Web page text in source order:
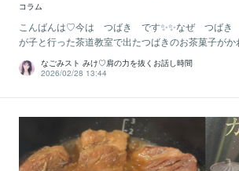
コラム
こんばんは♡今は つばき です✨✨なぜ つば
が子と行った茶道教室で出たつばきのお茶菓子がか
なごみスト みけ♡肩の力を抜くお話し時間
2026/02/28 13:44